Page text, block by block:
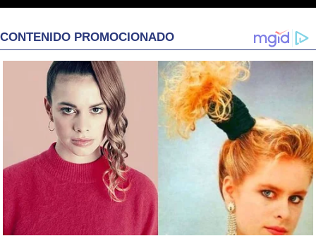
CONTENIDO PROMOCIONADO